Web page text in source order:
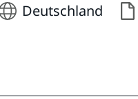
Deutschland